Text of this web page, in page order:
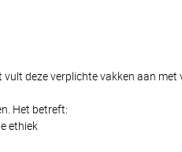
deze verplichte vakken aan met
Het betreft:
ethiek